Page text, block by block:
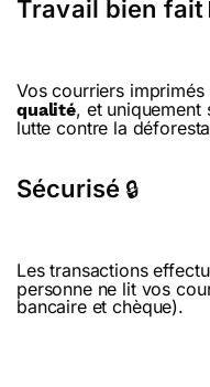
Travail bien fait
Vos courriers
qualité, et
lutte contre la
Sécurisé 🔒
Les transactions
personne ne lit vos
bancaire et chèque).